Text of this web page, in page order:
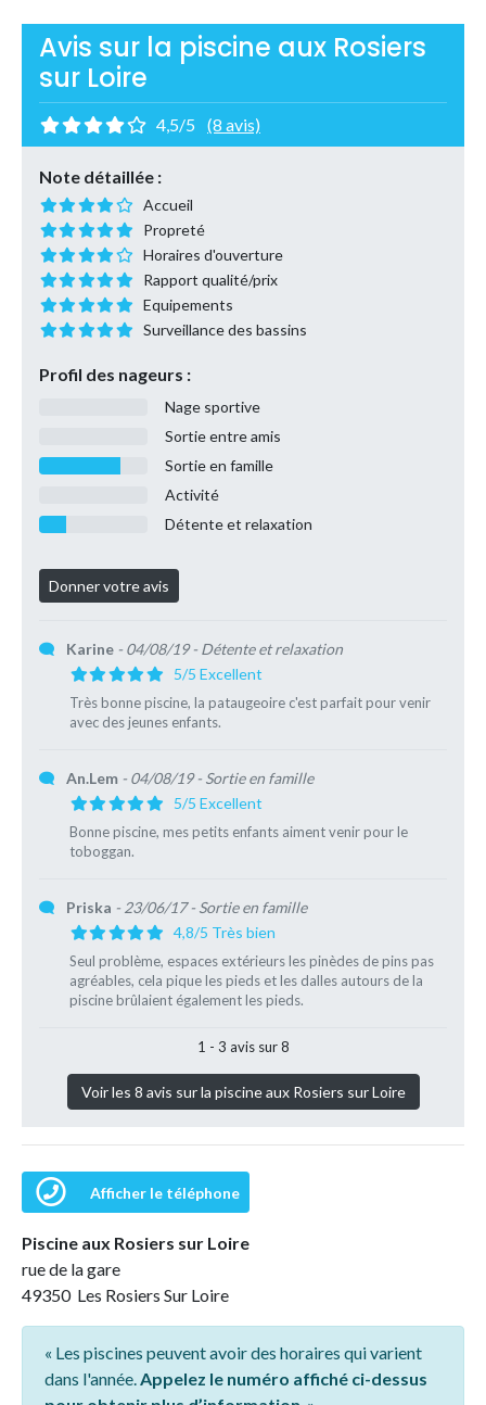
Avis sur la piscine aux Rosiers
sur Loire
4,5/5 (8 avis)
Note détaillée :
Accueil
Propreté
Horaires d'ouverture
Rapport qualité/prix
Equipements
Surveillance des bassins
Profil des nageurs :
Nage sportive
Sortie entre amis
Sortie en famille
Activité
Détente et relaxation
Karine - 04/08/19- Détente et relaxation
5/5 Excellent
Très bonne piscine, la pataugeoire c'est parfait pour venir
avec des jeunes enfants.
An.Lem - 04/08/19- Sortie en famille
5/5 Excellent
Bonne piscine, mes petits enfants aiment venir pour le
toboggan.
Priska - 23/06/17- Sortie en famille
4,8/5 Très bien
Seul problème, espaces extérieurs les pinèdes de pins pas
agréables, cela pique les pieds et les dalles autours de la
piscine brûlaient également les pieds.
1 - 3 avis sur 8
Voir les 8 avis sur la piscine aux Rosiers sur Loire
Afficher le téléphone
Piscine aux Rosiers sur Loire
rue de la gare
49350 Les Rosiers Sur Loire
« Les piscines peuvent avoir des horaires qui varient
dans l'année.Appelez le numéro affiché ci-dessus